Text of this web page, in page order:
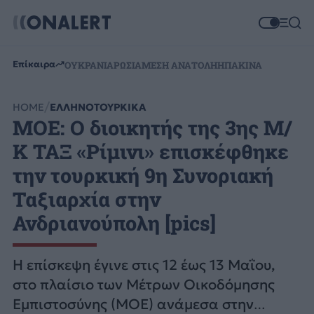
Επίκαιρα ΟΥΚΡΑΝΙΑΡΩΣΙΑΜΕΣΗ ΑΝΑΤΟΛΗΗΠΑΚΙΝΑ
HOME ΕΛΛΗΝΟΤΟΥΡΚΙΚΑ
ΜΟΕ: Ο διοικητής της 3ης Μ/
Κ ΤΑΞ «Ρίμινι» επισκέφθηκε
την τουρκική 9η Συνοριακή
Ταξιαρχία στην
Ανδριανούπολη [pics]
Η επίσκεψη έγινε στις 12 έως 13 Μαΐου,
στο πλαίσιο των Μέτρων Οικοδόμησης
Εμπιστοσύνης (ΜΟΕ) ανάμεσα στην